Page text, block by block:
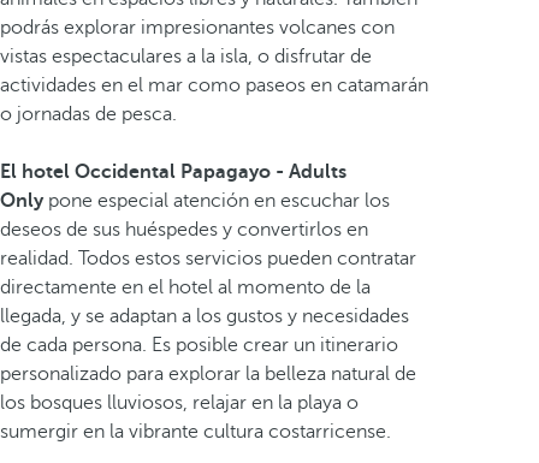
podrás explorar impresionantes volcanes con
vistas espectaculares a la isla, o disfrutar de
actividades en el mar como paseos en catamarán
o jornadas de pesca.
El hotel Occidental Papagayo - Adults
Onlypone especial atención en escuchar los
deseos de sus huéspedes y convertirlos en
realidad. Todos estos servicios pueden contratar
directamente en el hotel al momento de la
llegada, y se adaptan a los gustos y necesidades
de cada persona. Es posible crear un itinerario
personalizado para explorar la belleza natural de
los bosques lluviosos, relajar en la playa o
sumergir en la vibrante cultura costarricense.